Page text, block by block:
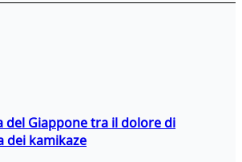
del Giappone tra il dolore di
dei kamikaze